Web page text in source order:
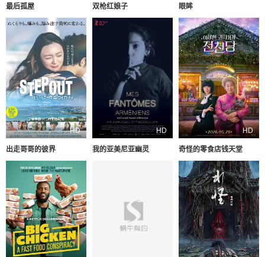
最后孤屋 双枪红娘子 眼眸
HD
出走哥哥的彼界
HD
我的亚美尼亚幽灵
HD
奇怪的零食店钱天堂